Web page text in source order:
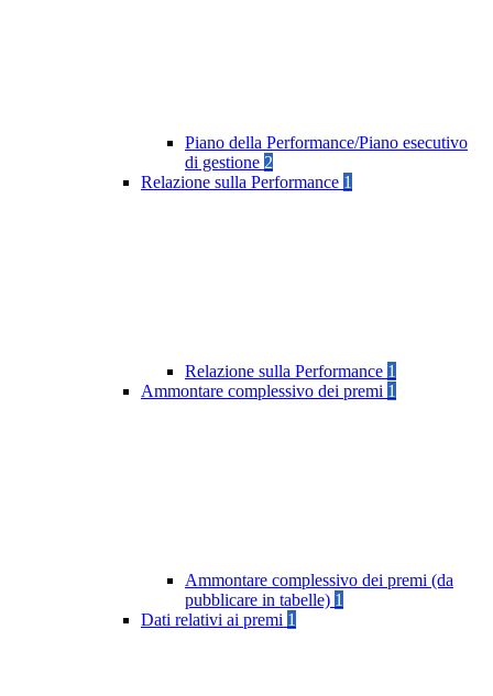
Piano della Performance/Piano esecutivo
di gestione 2
Relazione sulla Performance 1
Relazione sulla Performance 1
Ammontare complessivo dei premi 1
Ammontare complessivo dei premi (da
pubblicare in tabelle) 1
Dati relativi ai premi 1